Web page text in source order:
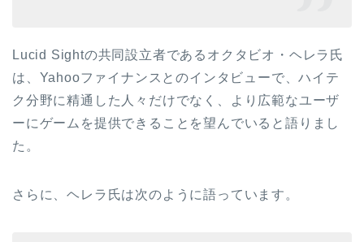
Lucid Sightの共同設立者であるオクタビオ・ヘレラ氏
は、Yahooファイナンスとのインタビューで、ハイテ
ク分野に精通した人々だけでなく、より広範なユーザ
ーにゲームを提供できることを望んでいると語りまし
た。
さらに、ヘレラ氏は次のように語っています。